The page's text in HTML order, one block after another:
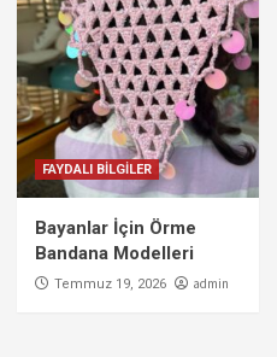
FAYDALI BİLGİLER
Bayanlar İçin Örme
Bandana Modelleri
Temmuz 19, 2026 admin